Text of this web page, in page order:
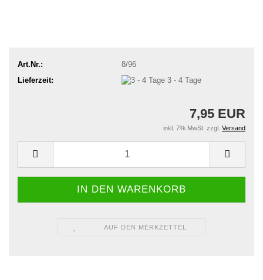
Art.Nr.:
8/96
Lieferzeit:
3 - 4 Tage
7,95 EUR
inkl. 7% MwSt. zzgl. Versand
AUF DEN MERKZETTEL